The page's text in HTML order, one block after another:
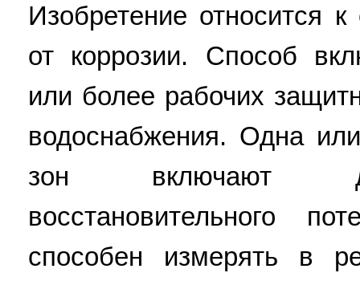
Изобретение относится
от коррозии. Способ
или более рабочих
водоснабжения. Одна
зон включают
восстановительного
способен измерять в